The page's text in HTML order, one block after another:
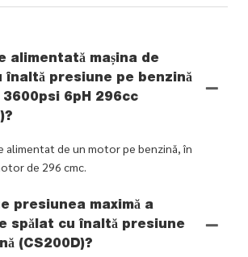
alimentată mașina de
înaltă presiune pe benzină
6pH 296cc
alimentat de un motor pe benzină, în
de 296 cmc.
presiunea maximă a
spălat cu înaltă presiune
(CS200D)?